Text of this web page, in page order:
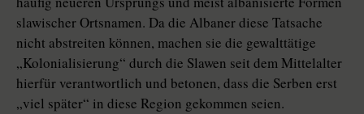
slawischer Ortsnamen. Da die Albaner diese Tatsache
nicht abstreiten können, machen sie die gewalttätige
„Kolonialisierung“ durch die Slawen seit dem Mittelalter
hierfür verantwortlich und betonen, dass die Serben erst
„viel später“ in diese Region gekommen seien.